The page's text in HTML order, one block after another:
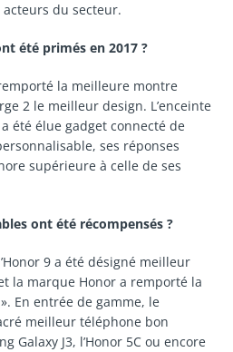
du secteur.
été primés en 2017 ?
la meilleure montre
2 le meilleur design. L’enceinte
été élue gadget connecté de
ses réponses
supérieure à celle de ses
ont été récompensés ?
9 a été désigné meilleur
la marque Honor a remporté la
En entrée de gamme, le
meilleur téléphone bon
Galaxy J3, l’Honor 5C ou encore